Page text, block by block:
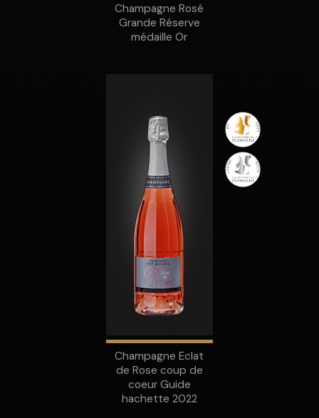
Champagne Rosé
Grande Réserve
médaille Or
Champagne Eclat
de Rose coup de
coeur Guide
hachette 2022